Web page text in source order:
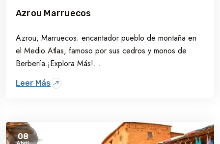
Azrou Marruecos
Azrou, Marruecos: encantador pueblo de montaña en
el Medio Atlas, famoso por sus cedros y monos de
Berbería.¡Explora Más!...
Leer Más
08